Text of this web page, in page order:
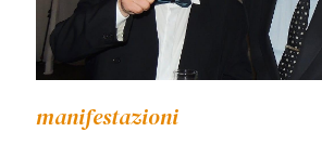
manifestazioni